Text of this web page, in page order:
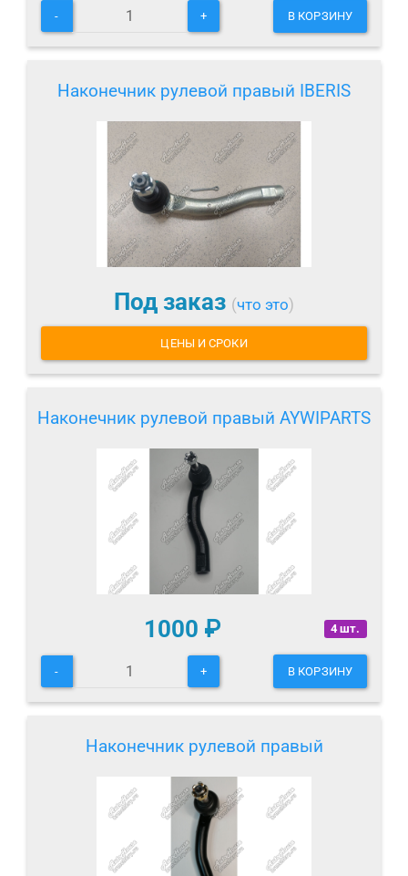
- + В КОРЗИНУ
Наконечник рулевой правый IBERIS
Под заказ (что это)
ЦЕНЫ И СРОКИ
Наконечник рулевой правый AYWIPARTS
4 шт.
1000 ₽
- + В КОРЗИНУ
Наконечник рулевой правый